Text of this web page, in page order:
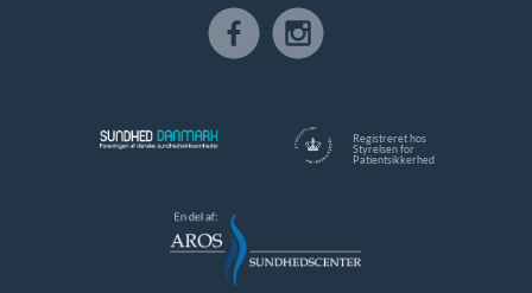
Registreret hos
Styrelsen for
Patientsikkerhed